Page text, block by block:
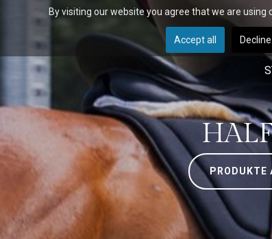
PRODUKTE
By visiting our website you agree that we are
Accept all Decline